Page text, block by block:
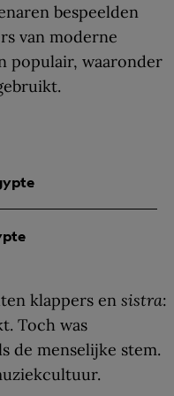
bespeelden
van moderne
populair, waaronder
klappers en sistra:
Toch was
de menselijke stem.